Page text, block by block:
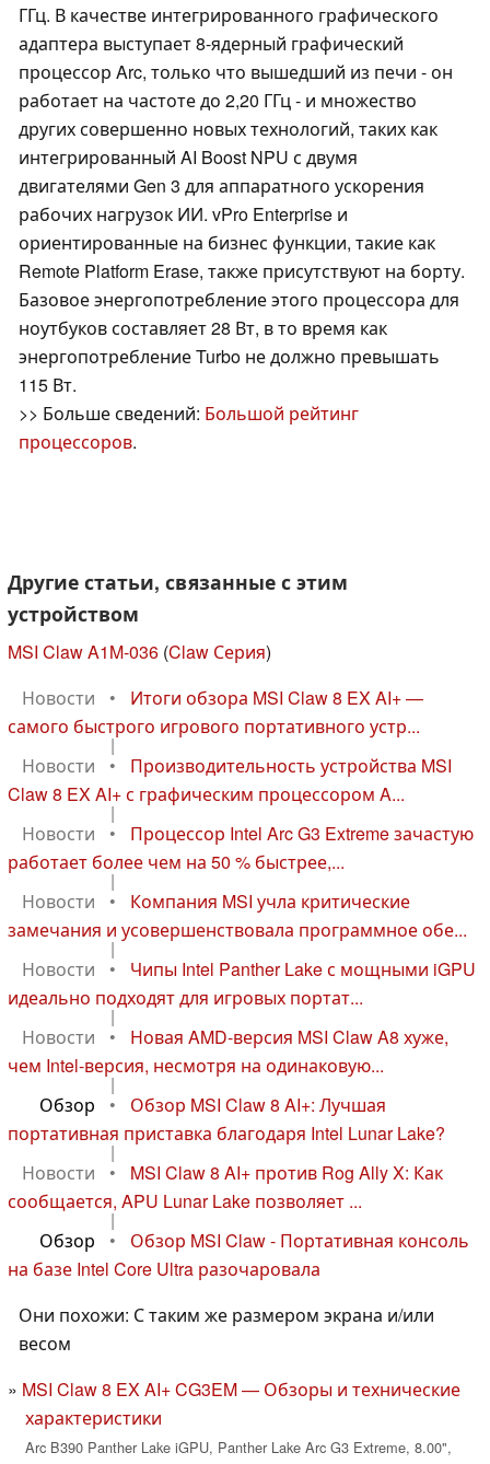
ГГц. В качестве интегрированного графического
адаптера выступает 8-ядерный графический
процессор Arc, только что вышедший из печи - он
работает на частоте до 2,20 ГГц - и множество
других совершенно новых технологий, таких как
интегрированный AI Boost NPU с двумя
двигателями Gen 3 для аппаратного ускорения
рабочих нагрузок ИИ. vPro Enterprise и
ориентированные на бизнес функции, такие как
Remote Platform Erase, также присутствуют на борту.
Базовое энергопотребление этого процессора для
ноутбуков составляет 28 Вт, в то время как
энергопотребление Turbo не должно превышать
115 Вт.
>> Больше сведений: Большой рейтинг
процессоров.
Другие статьи, связанные с этим
устройством
MSI Claw A1M-036 (Claw Серия)
Новости
•
Итоги обзора MSI Claw 8 EX AI+ —
самого быстрого игрового портативного устр...
|
Новости
•
Производительность устройства MSI
Claw 8 EX AI+ с графическим процессором A...
|
Новости
•
Процессор Intel Arc G3 Extreme зачастую
работает более чем на 50 % быстрее,...
|
Новости
•
Компания MSI учла критические
замечания и усовершенствовала программное обе...
|
Новости
•
Чипы Intel Panther Lake с мощными iGPU
идеально подходят для игровых портат...
|
Новости
•
Новая AMD-версия MSI Claw A8 хуже,
чем Intel-версия, несмотря на одинаковую...
|
Обзор
•
Обзор MSI Claw 8 AI+: Лучшая
портативная приставка благодаря Intel Lunar Lake?
|
Новости
•
MSI Claw 8 AI+ против Rog Ally X: Как
сообщается, APU Lunar Lake позволяет ...
|
Обзор
•
Обзор MSI Claw - Портативная консоль
на базе Intel Core Ultra разочаровала
Они похожи: С таким же размером экрана и/или
весом
MSI Claw 8 EX AI+ CG3EM — Обзоры и технические
характеристики
Arc B390 Panther Lake iGPU, Panther Lake Arc G3 Extreme, 8.00",